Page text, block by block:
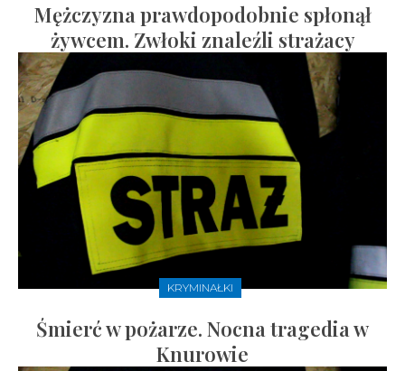
Mężczyzna prawdopodobnie spłonął
żywcem. Zwłoki znaleźli strażacy
KRYMINAŁKI
Śmierć w pożarze. Nocna tragedia w
Knurowie